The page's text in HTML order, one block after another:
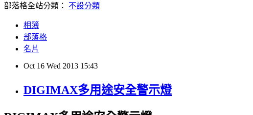
部落格全站分類： 不設分類
相簿
部落格
名片
Oct 16 Wed 2013 15:43
DIGIMAX多用途安全警示燈